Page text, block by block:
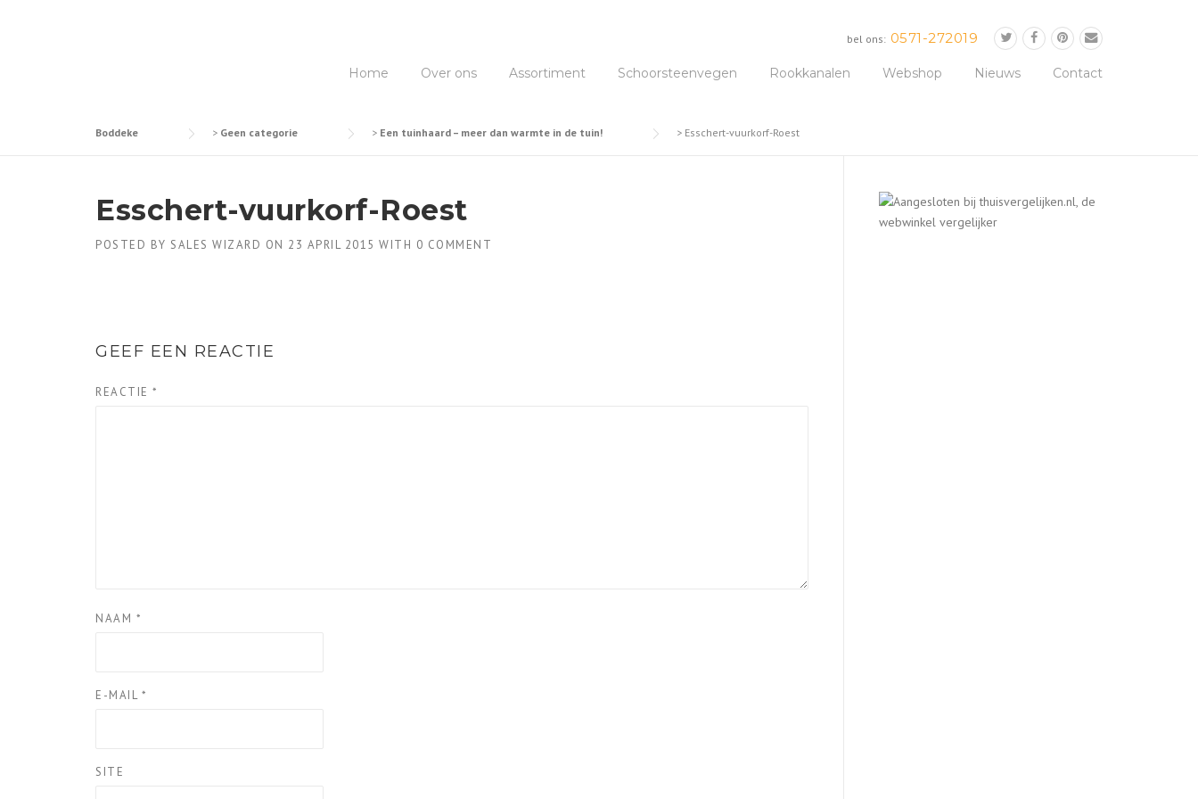
bel ons: 0571-272019
Home Over ons Assortiment Schoorsteenvegen Rookkanalen Webshop Nieuws Contact
Boddeke > Geen categorie > Een tuinhaard – meer dan warmte in de tuin! > Esschert-vuurkorf-Roest
Esschert-vuurkorf-Roest
POSTED BY SALES WIZARD ON 23 APRIL 2015 WITH 0 COMMENT
GEEF EEN REACTIE
REACTIE *
NAAM *
E-MAIL *
SITE